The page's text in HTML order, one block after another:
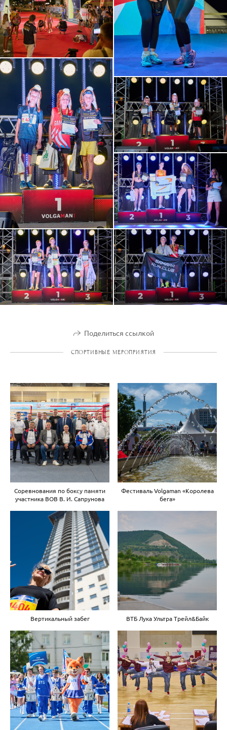
Поделиться ссылкой
СПОРТИВНЫЕ МЕРОПРИЯТИЯ
Соревнования по боксу памяти
участника ВОВ В. И. Сапрунова
Фестиваль Volgaman «Королева
бега»
Вертикальный забег ВТБ Лука Ультра Трейл&Байк